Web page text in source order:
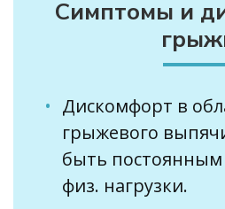
Симптомы и
Дискомфорт в
грыжевого
быть
физ. нагрузки.